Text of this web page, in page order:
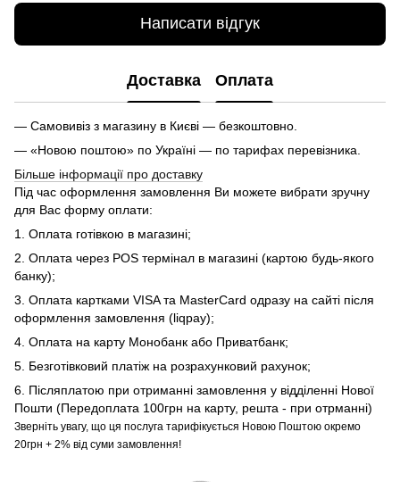
Написати відгук
Доставка Оплата
— Самовивіз з магазину в Києві — безкоштовно.
— «Новою поштою» по Україні — по тарифах перевізника.
Більше інформації про доставку
Під час оформлення замовлення Ви можете вибрати зручну
для Вас форму оплати:
1. Оплата готівкою в магазині;
2. Оплата через POS термінал в магазині (картою будь-якого
банку);
3. Оплата картками VISA та MasterCard одразу на сайті після
оформлення замовлення (liqpay);
4. Оплата на карту Монобанк або Приватбанк;
5. Безготівковий платіж на розрахунковий рахунок;
6. Післяплатою при отриманні замовлення у відділенні Нової
Пошти (Передоплата 100грн на карту, решта - при отрманні)
Зверніть увагу, що ця послуга тарифікується Новою Поштою окремо
20грн + 2% від суми замовлення!